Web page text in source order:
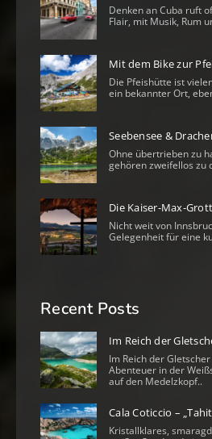
Denken an Cuba ruft
Flair, mit Musik, Rum
Mit dem Bike zur
Die Pfeishütte ist
ein bekannter Ort,
Seebensee &
Ohne übertrieben zu
gehören zweifellos zu
Die Kaiser-Max-
Nicht weit von
Gelegenheit für eine
Recent Posts
Im Reich der
Im Reich der
Abenteuer in der
auf den Medelzkopf..
Cala Coticcio –
Kristallklares,